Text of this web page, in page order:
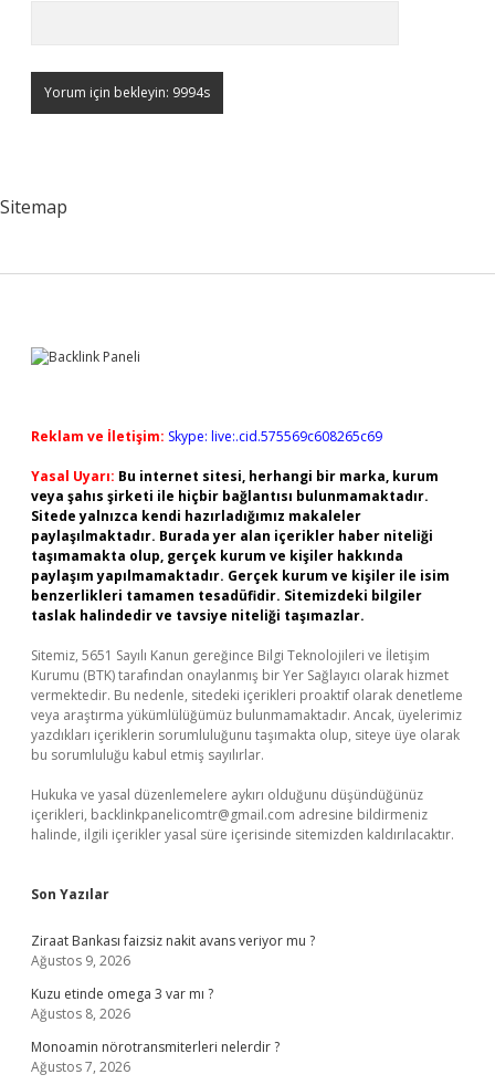
Sitemap
Sidebar
Reklam ve İletişim: Skype: live:.cid.575569c608265c69
Yasal Uyarı: Bu internet sitesi, herhangi bir marka, kurum
veya şahıs şirketi ile hiçbir bağlantısı bulunmamaktadır.
Sitede yalnızca kendi hazırladığımız makaleler
paylaşılmaktadır. Burada yer alan içerikler haber niteliği
taşımamakta olup, gerçek kurum ve kişiler hakkında
paylaşım yapılmamaktadır. Gerçek kurum ve kişiler ile isim
benzerlikleri tamamen tesadüfidir. Sitemizdeki bilgiler
taslak halindedir ve tavsiye niteliği taşımazlar.
Sitemiz, 5651 Sayılı Kanun gereğince Bilgi Teknolojileri ve İletişim
Kurumu (BTK) tarafından onaylanmış bir Yer Sağlayıcı olarak hizmet
vermektedir. Bu nedenle, sitedeki içerikleri proaktif olarak denetleme
veya araştırma yükümlülüğümüz bulunmamaktadır. Ancak, üyelerimiz
yazdıkları içeriklerin sorumluluğunu taşımakta olup, siteye üye olarak
bu sorumluluğu kabul etmiş sayılırlar.
Hukuka ve yasal düzenlemelere aykırı olduğunu düşündüğünüz
içerikleri, backlinkpanelicomtr@gmail.com adresine bildirmeniz
halinde, ilgili içerikler yasal süre içerisinde sitemizden kaldırılacaktır.
Son Yazılar
Ziraat Bankası faizsiz nakit avans veriyor mu ?
Ağustos 9, 2026
Kuzu etinde omega 3 var mı ?
Ağustos 8, 2026
Monoamin nörotransmiterleri nelerdir ?
Ağustos 7, 2026